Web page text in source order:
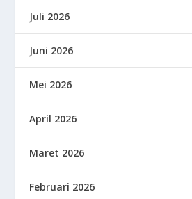
Juli 2026
Juni 2026
Mei 2026
April 2026
Maret 2026
Februari 2026